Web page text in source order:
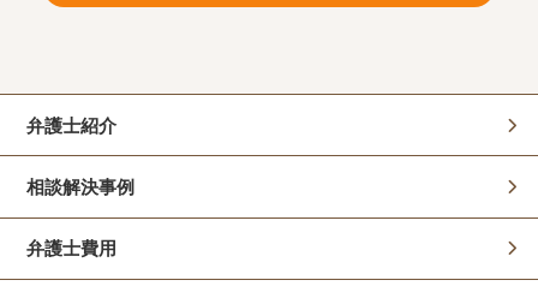
弁護士紹介
相談解決事例
弁護士費用